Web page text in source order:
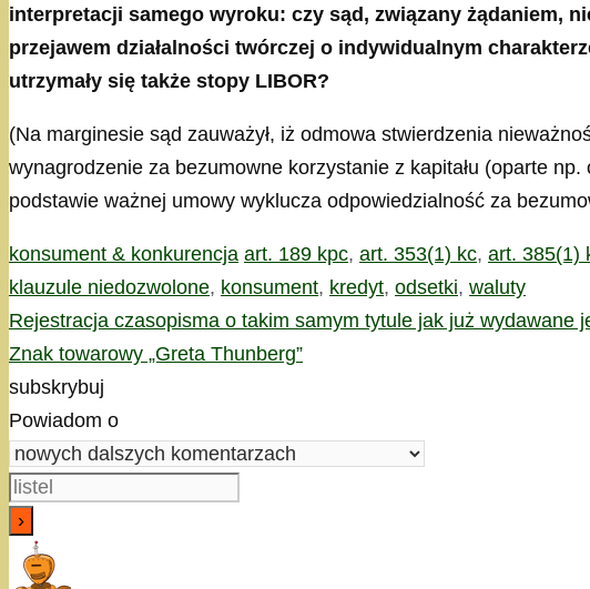
interpretacji samego wyroku: czy sąd, związany żądaniem,
przejawem działalności twórczej o indywidualnym
utrzymały się także stopy LIBOR?
(Na marginesie sąd zauważył, iż odmowa stwierdzenia
wynagrodzenie za bezumowne korzystanie z kapitału (oparte
podstawie ważnej umowy wyklucza odpowiedzialność za
Kategorie
konsument & konkurencja Tagi
art. 189 kpc, art. 353(1) kc, art. 385(1)
klauzule niedozwolone, konsument, kredyt, odsetki, waluty
Rejestracja czasopisma o takim samym tytule jak już wydawane
Znak towarowy „Greta Thunberg”
subskrybuj
Powiadom o